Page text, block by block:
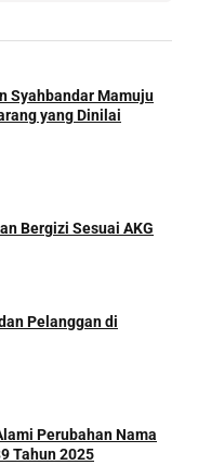
Syahbandar Mamuju
yang Dinilai
Bergizi Sesuai AKG
Pelanggan di
Perubahan Nama
Tahun 2025